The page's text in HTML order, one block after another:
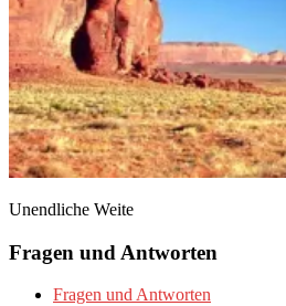
Unendliche Weite
Fragen und Antworten
Fragen und Antworten